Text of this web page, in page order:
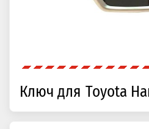
Ключ для Toyota